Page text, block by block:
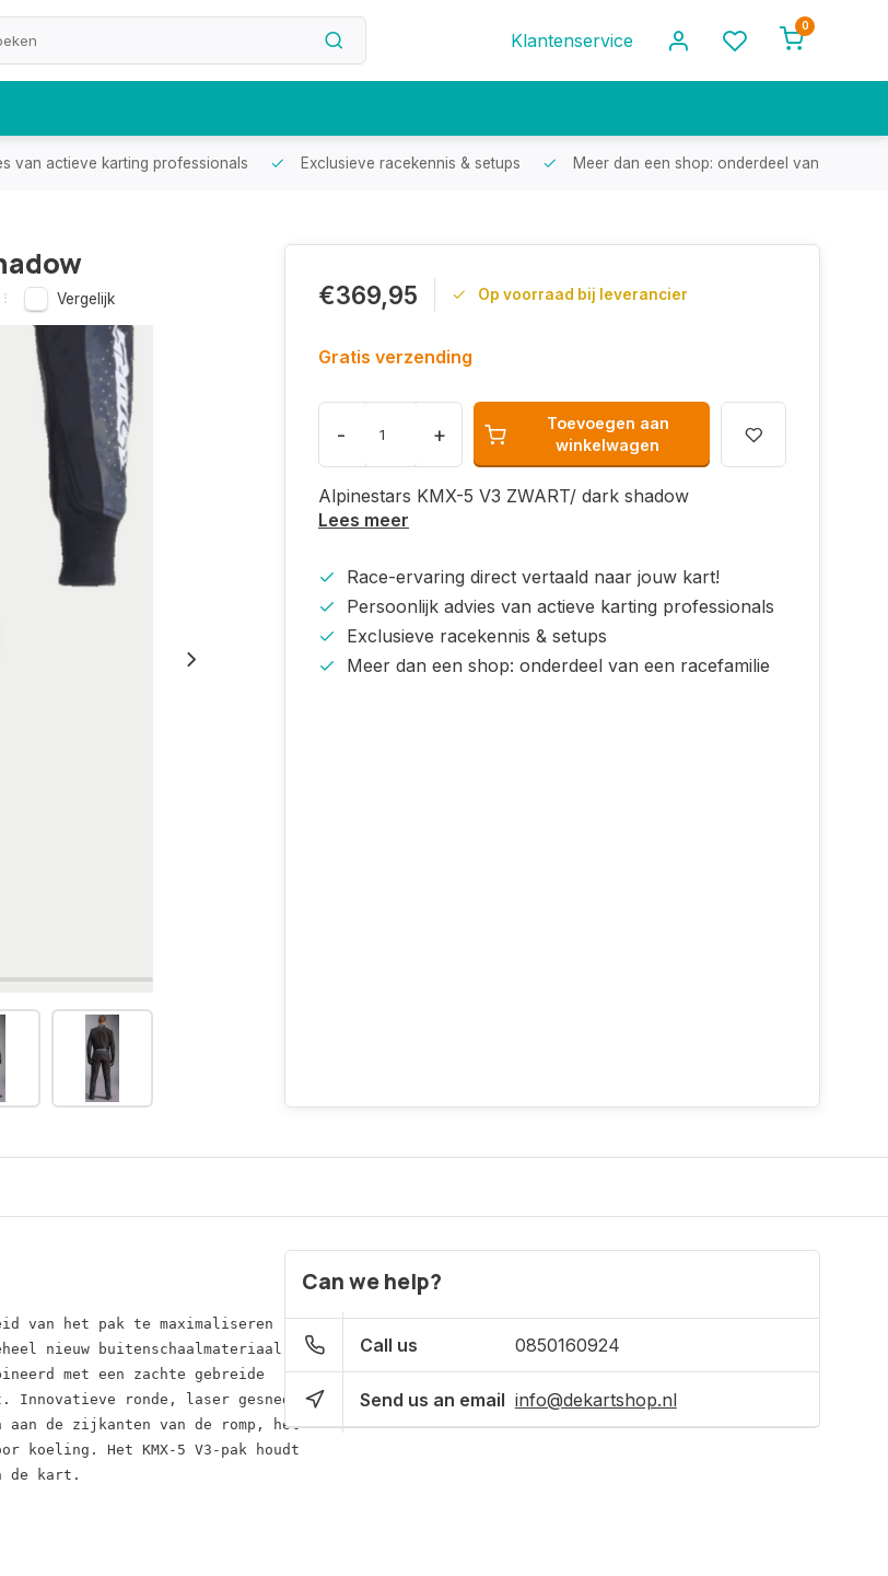
Klantenservice
0
van actieve karting professionals Exclusieve racekennis & setups Meer dan een shop: onderdeel van een
Vergelijk €369,95 Op voorraad bij leverancier
Gratis verzending
- +
Toevoegen aan
winkelwagen
Alpinestars KMX-5 V3 ZWART/ dark shadow
Lees meer
Race-ervaring direct vertaald naar jouw kart!
Persoonlijk advies van actieve karting professionals
Exclusieve racekennis & setups
Meer dan een shop: onderdeel van een racefamilie
van het pak te maximaliseren
nieuw buitenschaalmateriaal
met een zachte gebreide
Innovatieve ronde, laser gesneden
aan de zijkanten van de romp, het
koeling. Het KMX-5 V3-pak houdt
de kart.
Can we help?
Call us 0850160924
Send us an email info@dekartshop.nl